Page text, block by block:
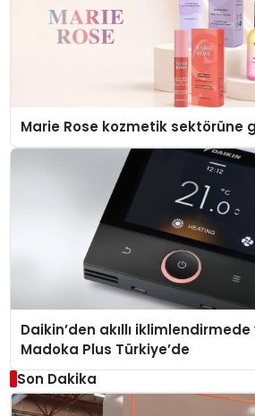
Marie Rose kozmetik sektörüne
Daikin’den akıllı
Madoka Plus Türkiye’de
Son Dakika